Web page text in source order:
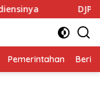
Jawa Timur
Pemerintahan